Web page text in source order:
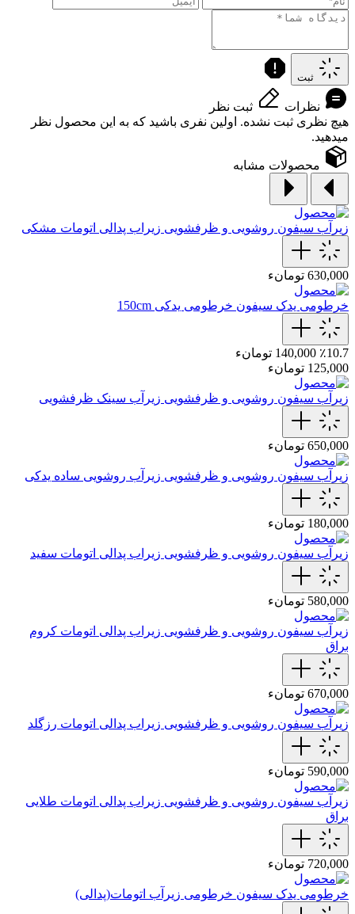
ثبت
نظرات
ثبت نظر
هیچ نظری ثبت نشده. اولین نفری باشید که به این محصول نظر
میدهید.
محصولات مشابه
زیرآب سیفون روشویی و ظرفشویی زیراب پدالی اتومات مشکی
630,000 تومانء
خرطومی یدک سیفون خرطومی‌ یدکی 150cm
٪10.7 140,000 تومانء
125,000 تومانء
زیرآب سیفون روشویی و ظرفشویی زیرآب سینک ظرفشویی
650,000 تومانء
زیرآب سیفون روشویی و ظرفشویی زیرآب روشویی ساده یدکی
180,000 تومانء
زیرآب سیفون روشویی و ظرفشویی زیراب پدالی اتومات سفید
580,000 تومانء
زیرآب سیفون روشویی و ظرفشویی زیراب پدالی اتومات کروم
براق
670,000 تومانء
زیرآب سیفون روشویی و ظرفشویی زیراب پدالی اتومات رزگلد
590,000 تومانء
زیرآب سیفون روشویی و ظرفشویی زیراب پدالی اتومات طلایی
براق
720,000 تومانء
خرطومی یدک سیفون خرطومی‌ زیرآب اتومات(پدالی)